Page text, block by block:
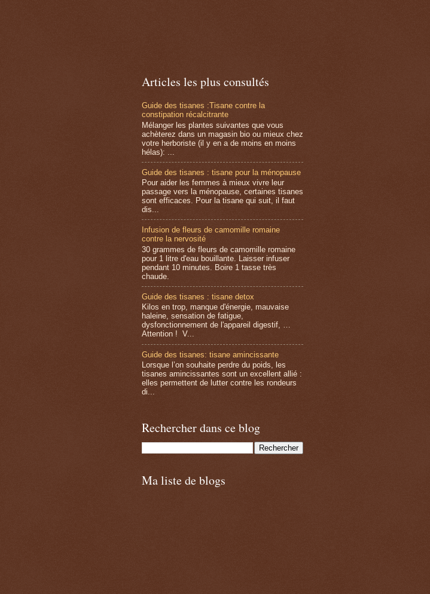
Articles les plus consultés
Guide des tisanes :Tisane contre la
constipation récalcitrante
Mélanger les plantes suivantes que vous
achèterez dans un magasin bio ou mieux chez
votre herboriste (il y en a de moins en moins
hélas): ...
Guide des tisanes : tisane pour la ménopause
Pour aider les femmes à mieux vivre leur
passage vers la ménopause, certaines tisanes
sont efficaces. Pour la tisane qui suit, il faut
dis...
Infusion de fleurs de camomille romaine
contre la nervosité
30 grammes de fleurs de camomille romaine
pour 1 litre d'eau bouillante. Laisser infuser
pendant 10 minutes. Boire 1 tasse très
chaude.
Guide des tisanes : tisane detox
Kilos en trop, manque d'énergie, mauvaise
haleine, sensation de fatigue,
dysfonctionnement de l'appareil digestif, …
Attention ! V...
Guide des tisanes: tisane amincissante
Lorsque l’on souhaite perdre du poids, les
tisanes amincissantes sont un excellent allié :
elles permettent de lutter contre les rondeurs
di...
Rechercher dans ce blog
Ma liste de blogs